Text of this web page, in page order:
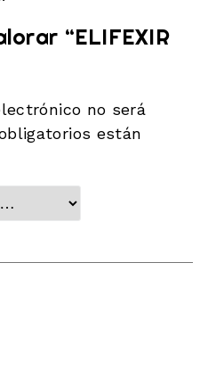
“ELIFEXIR
no será
están